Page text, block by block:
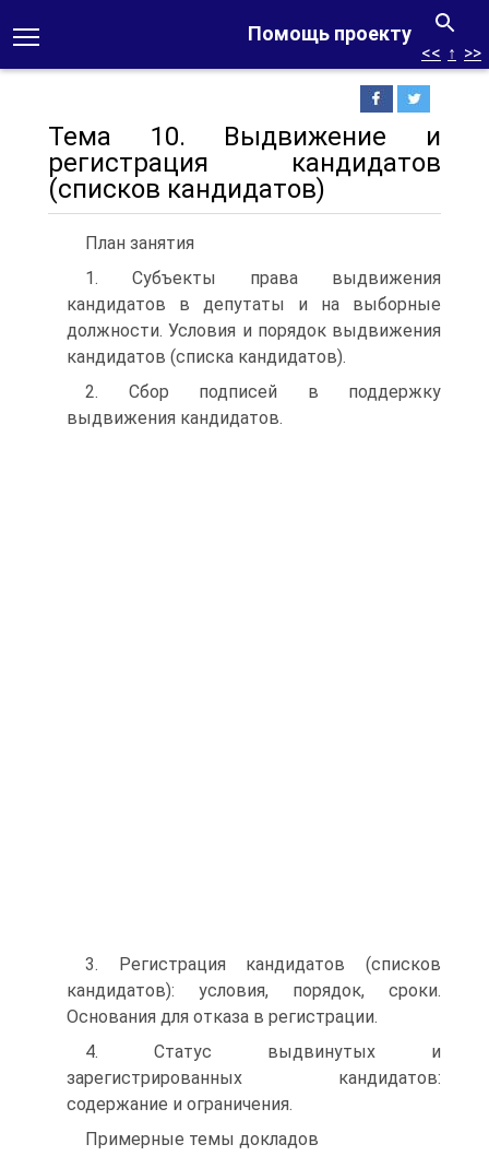
Помощь проекту
<< ↑ >>
Тема 10. Выдвижение и
регистрация кандидатов
(списков кандидатов)
План занятия
1. Субъекты права выдвижения
кандидатов в депутаты и на выборные
должности. Условия и порядок выдвижения
кандидатов (списка кандидатов).
2. Сбор подписей в поддержку
выдвижения кандидатов.
3. Регистрация кандидатов (списков
кандидатов): условия, порядок, сроки.
Основания для отказа в регистрации.
4. Статус выдвинутых и
зарегистрированных кандидатов:
содержание и ограничения.
Примерные темы докладов